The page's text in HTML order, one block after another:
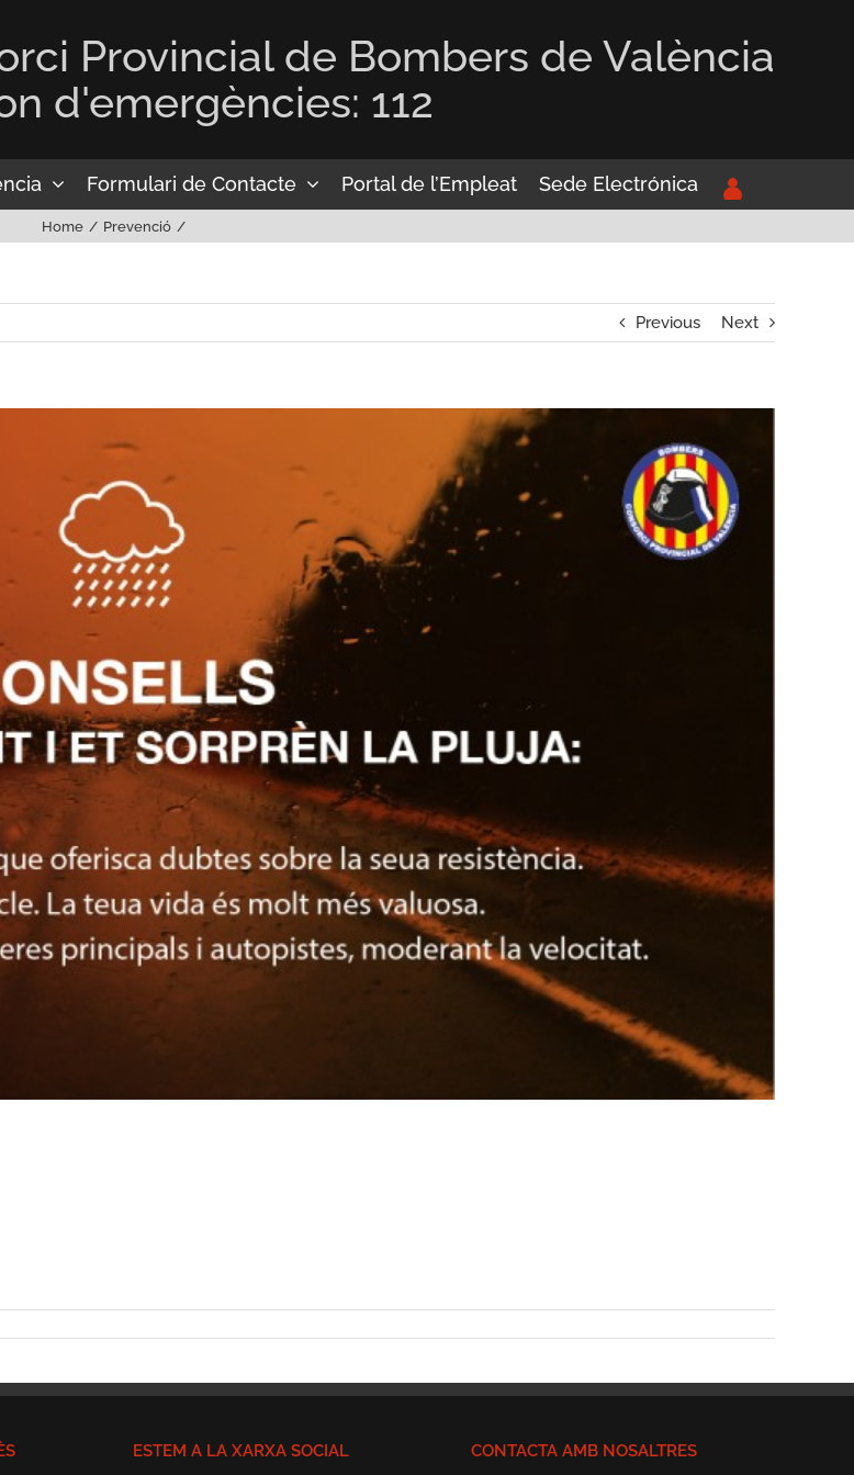
Provincial de Bombers de València
d'emergències: 112
Formulari de Contacte Portal de l’Empleat Sede Electrónica
Home Prevenció
Previous Next
ESTEM A LA XARXA SOCIAL CONTACTA AMB NOSALTRES